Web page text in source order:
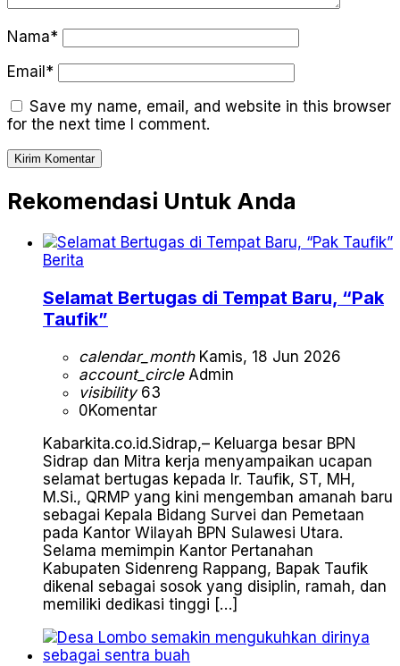
Nama*
Email*
Save my name, email, and website in this browser
for the next time I comment.
Rekomendasi Untuk Anda
Berita
Selamat Bertugas di Tempat Baru, “Pak
Taufik”
calendar_monthKamis, 18 Jun 2026
account_circleAdmin
visibility63
0Komentar
Kabarkita.co.id.Sidrap,– Keluarga besar BPN
Sidrap dan Mitra kerja menyampaikan ucapan
selamat bertugas kepada Ir. Taufik, ST, MH,
M.Si., QRMP yang kini mengemban amanah baru
sebagai Kepala Bidang Survei dan Pemetaan
pada Kantor Wilayah BPN Sulawesi Utara.
Selama memimpin Kantor Pertanahan
Kabupaten Sidenreng Rappang, Bapak Taufik
dikenal sebagai sosok yang disiplin, ramah, dan
memiliki dedikasi tinggi […]